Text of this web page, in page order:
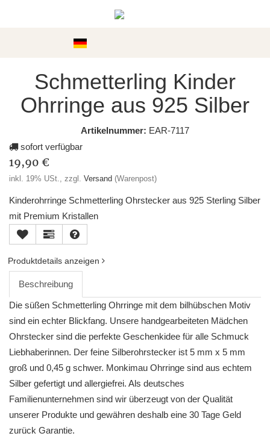
Schmetterling Kinder
Ohrringe aus 925 Silber
Artikelnummer: EAR-7117
sofort verfügbar
19,90 €
inkl. 19% USt., zzgl. Versand (Warenpost)
Kinderohrringe Schmetterling Ohrstecker aus 925 Sterling Silber
mit Premium Kristallen
Produktdetails anzeigen
Beschreibung
Die süßen Schmetterling Ohrringe mit dem bilhübschen Motiv
sind ein echter Blickfang. Unsere handgearbeiteten Mädchen
Ohrstecker sind die perfekte Geschenkidee für alle Schmuck
Liebhaberinnen. Der feine Silberohrstecker ist 5 mm x 5 mm
groß und 0,45 g schwer. Monkimau Ohrringe sind aus echtem
Silber gefertigt und allergiefrei. Als deutsches
Familienunternehmen sind wir überzeugt von der Qualität
unserer Produkte und gewähren deshalb eine 30 Tage Geld
zurück Garantie.